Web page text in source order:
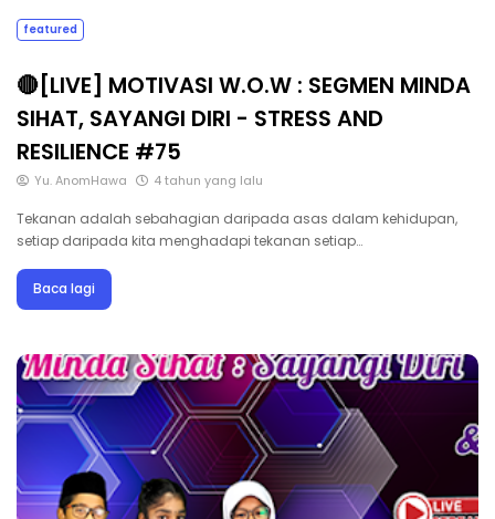
featured
🔴[LIVE] MOTIVASI W.O.W : SEGMEN MINDA
SIHAT, SAYANGI DIRI - STRESS AND
RESILIENCE #75
Yu. AnomHawa 4 tahun yang lalu
Tekanan adalah sebahagian daripada asas dalam kehidupan,
setiap daripada kita menghadapi tekanan setiap…
Baca lagi